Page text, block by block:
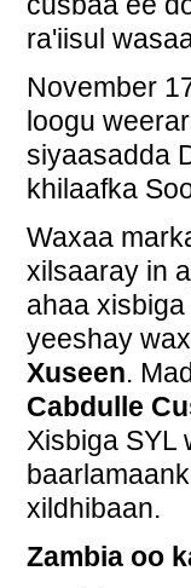
ra'iisul
November
loogu
siyaasadda
khilaafka
Waxaa
xilsaaray in
ahaa
yeeshay
Xuseen.
Cabdulle
Xisbiga SYL
xildhibaan.
Zambia oo